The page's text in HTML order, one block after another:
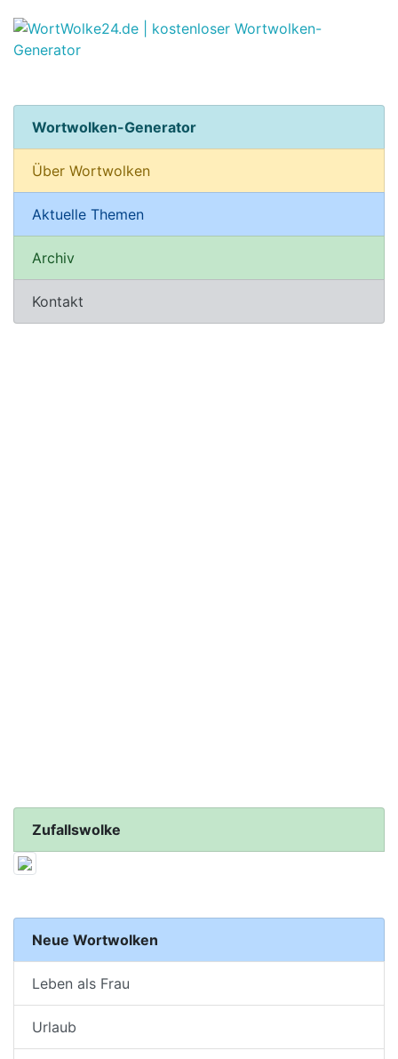
Wortwolken-Generator
Über Wortwolken
Aktuelle Themen
Archiv
Kontakt
Zufallswolke
Neue Wortwolken
Leben als Frau
Urlaub